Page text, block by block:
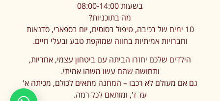
בשעות 08:00-14:00
מה בתוכניות?
10 ימים של רכיבה, טיפול בסוסים, יום בספארי, סדנאות
וחברויות אמיתיות בחווה שמוקפת טבע ובעלי חיים.
הילדים שלכם יחזרו הביתה עם ביטחון עצמי, אחריות,
ותחושה שהם עשו משהו אמיתי.
גם אם מעולם לא רכבו – המחנה מתאים לכולם, מכיתה א'
עד ז', ומותאם לכל רמה.